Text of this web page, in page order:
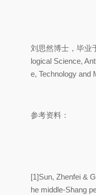
刘思然博士，毕
logical Science,
e, Technology and
参考资料：
[1]Sun, Zhenfei &
he middle-Shang